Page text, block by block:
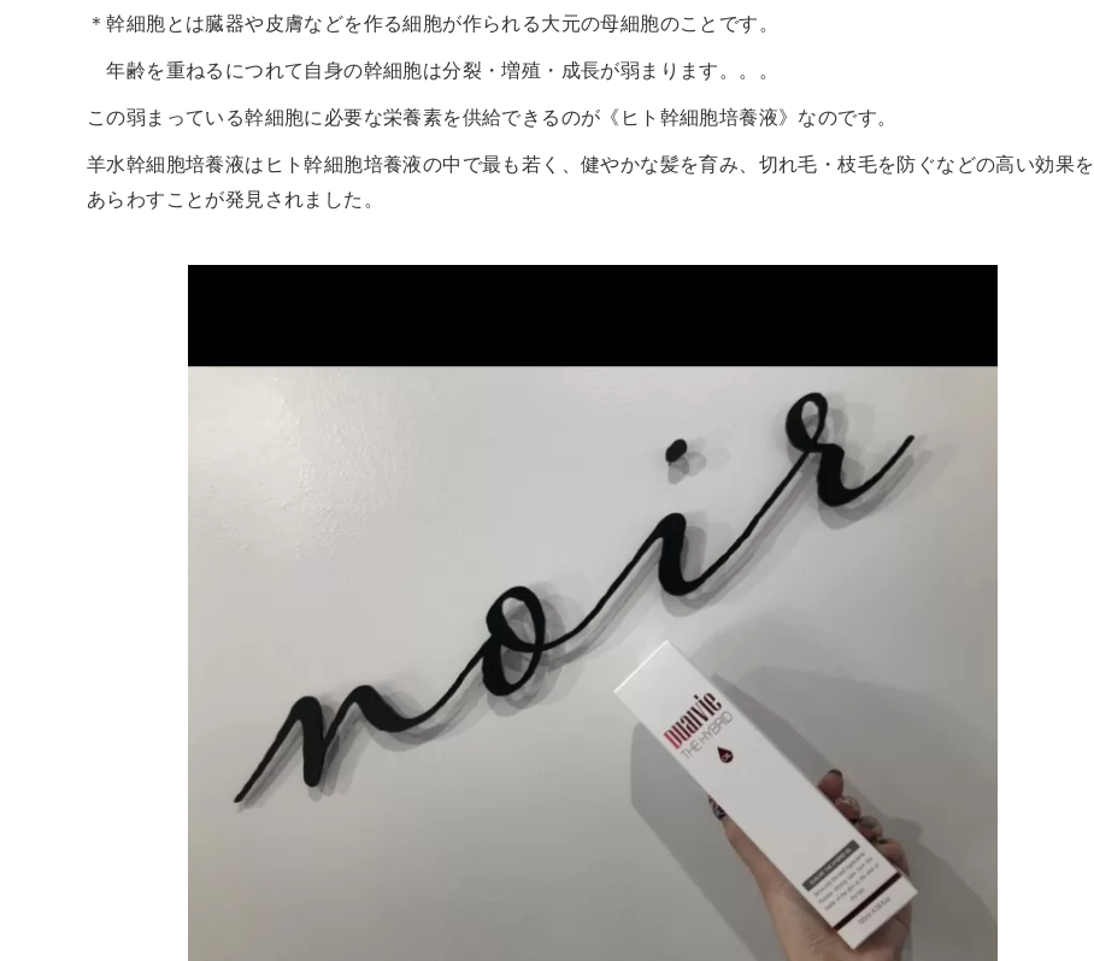
＊幹細胞とは臓器や皮膚などを作る細胞が作られる大元の母細胞のことです。
年齢を重ねるにつれて自身の幹細胞は分裂・増殖・成長が弱まります。。。
この弱まっている幹細胞に必要な栄養素を供給できるのが《ヒト幹細胞培養液》なのです。
羊水幹細胞培養液はヒト幹細胞培養液の中で最も若く、健やかな髪を育み、切れ毛・枝毛を防ぐなどの高い効果を
あらわすことが発見されました。